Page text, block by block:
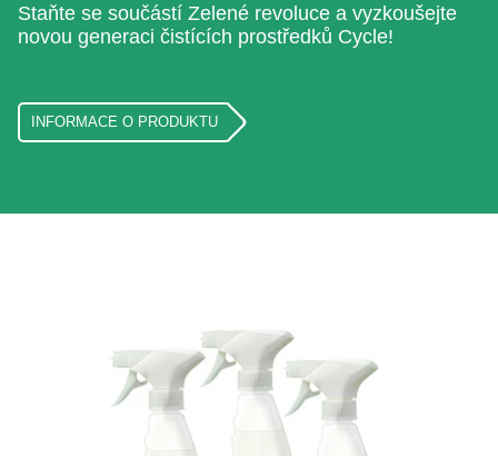
Staňte se součástí Zelené revoluce a vyzkoušejte
novou generaci čistících prostředků Cycle!
INFORMACE O PRODUKTU